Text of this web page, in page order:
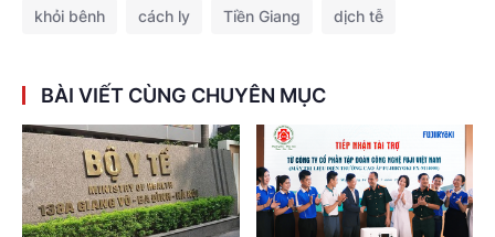
khỏi bênh cách ly Tiền Giang dịch tễ
BÀI VIẾT CÙNG CHUYÊN MỤC